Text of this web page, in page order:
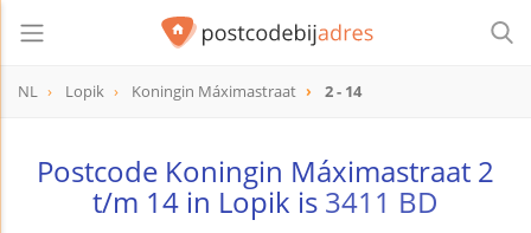
NL Lopik Koningin Máximastraat 2 - 14
Postcode Koningin Máximastraat 2
t/m 14 in Lopik is 3411 BD